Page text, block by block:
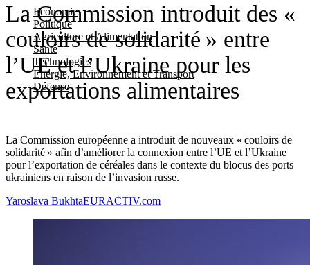
Economie
Politique
Agriculture et Alimentation
Santé
Technologies
Energie, Environnement et Transport
Défense
La Commission introduit des «
couloirs de solidarité » entre
l’UE et l’Ukraine pour les
exportations alimentaires
La Commission européenne a introduit de nouveaux « couloirs de
solidarité » afin d’améliorer la connexion entre l’UE et l’Ukraine
pour l’exportation de céréales dans le contexte du blocus des ports
ukrainiens en raison de l’invasion russe.
Yaroslava BukhtaEURACTIV.com